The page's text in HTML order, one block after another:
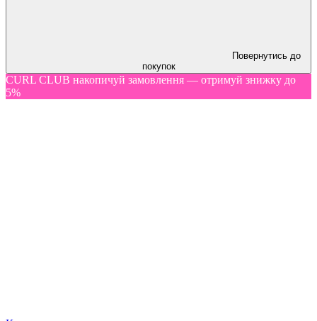
Повернутись до
покупок
CURL CLUB накопичуй замовлення — отримуй знижку до
5%